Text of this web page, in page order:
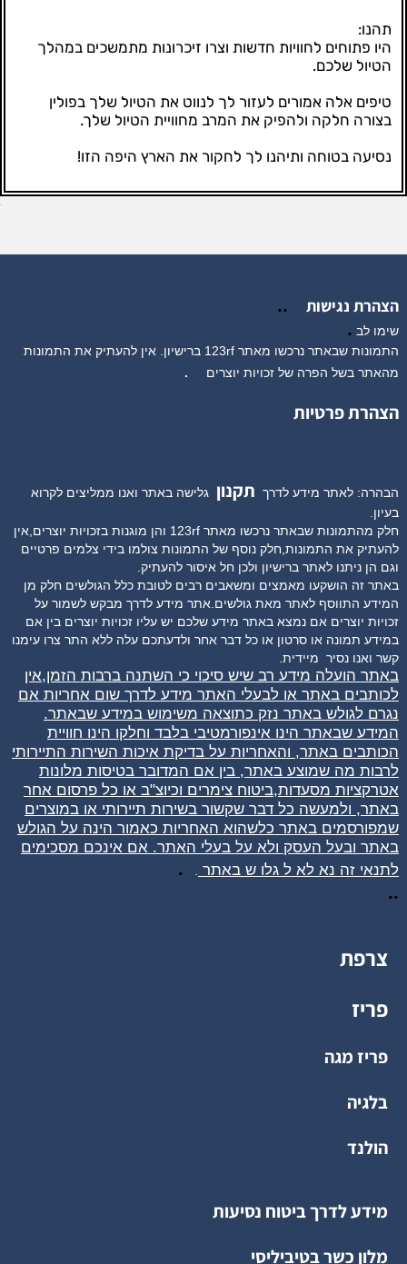
תהנו:
היו פתוחים לחוויות חדשות וצרו זיכרונות מתמשכים במהלך
הטיול שלכם.
טיפים אלה אמורים לעזור לך לנווט את הטיול שלך בפולין
בצורה חלקה ולהפיק את המרב מחוויית הטיול שלך.
נסיעה בטוחה ותיהנו לך לחקור את הארץ היפה הזו!
הצהרת נגישות ..
שימו לב .
התמונות שבאתר נרכשו מאתר 123rf ברישיון. אין להעתיק את התמונות
מהאתר בשל הפרה של זכויות יוצרים
.
הצהרת פרטיות
הבהרה: לאתר מידע לדרך תקנון גלישה באתר ואנו ממליצים לקרוא
בעיון.
חלק מהתמונות שבאתר נרכשו מאתר 123rf והן מוגנות בזכויות יוצרים,אין
להעתיק את התמונות,חלק נוסף של התמונות צולמו בידי צלמים פרטיים
וגם הן ניתנו לאתר ברישיון ולכן חל איסור להעתיק.
באתר זה הושקעו מאמצים ומשאבים רבים לטובת כלל הגולשים חלק מן
המידע התווסף לאתר מאת גולשים.אתר מידע לדרך מבקש לשמור על
זכויות יוצרים אם נמצא באתר מידע שלכם יש עליו זכויות יוצרים בין אם
במידע תמונה או סרטון או כל דבר אחר ולדעתכם עלה ללא התר צרו עימנו
קשר ואנו נסיר מיידית.
באתר הועלה מידע רב שיש סיכוי כי השתנה ברבות הזמן,אין
לכותבים באתר או לבעלי האתר מידע לדרך שום אחריות אם
נגרם לגולש באתר נזק כתוצאה משימוש במידע שבאתר.
המידע שבאתר הינו אינפורמטיבי בלבד וחלקו הינו חוויית
הכותבים באתר, והאחריות על בדיקת איכות השירות התיירותי
לרבות מה שמוצע באתר, בין אם המדובר בטיסות מלונות
אטרקציות מסעדות,ביטוח צימרים וכיוצ"ב או כל פרסום אחר
באתר, ולמעשה כל דבר שקשור בשירות תיירותי או במוצרים
שמפורסמים באתר כלשהוא האחריות כאמור הינה על הגולש
באתר ובעל העסק ולא על בעלי האתר. אם אינכם מסכימים
לתנאי זה נא לא ל גלו ש באתר
.
..
צרפת
פריז
פריז מגה
בלגיה
הולנד
מידע לדרך ביטוח נסיעות
מלון כשר בטיביליסי